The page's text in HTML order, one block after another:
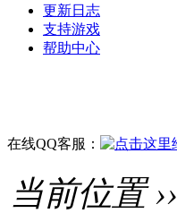
更新日志
支持游戏
帮助中心
在线QQ客服：
当前位置 ››